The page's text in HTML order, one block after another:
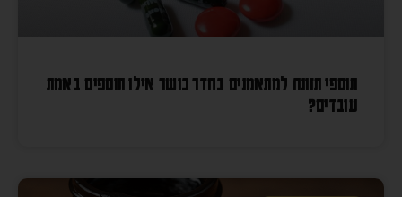
תוספי תזונה למתאמנים בחדר כושר אילו תוספים באמת
עובדים?